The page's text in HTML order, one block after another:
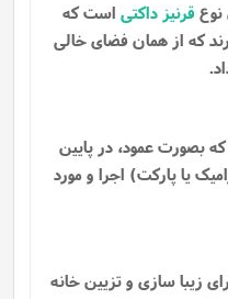
نوعقرنیز داکتی است که
که از همان فضای خالی
که بصورت عمود، در پایین
یا پارکت) اجرا و مورد
زیبا سازی و تزیین خانه